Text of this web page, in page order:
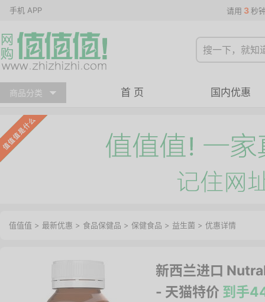
手机 APP 请用 3 秒
商品分类 首 页 国内优惠
值值值 > 最新优惠 > 食品保健品 > 保健食品 > 益生菌 > 优惠详情
新西兰进口
- 天猫特价 到手